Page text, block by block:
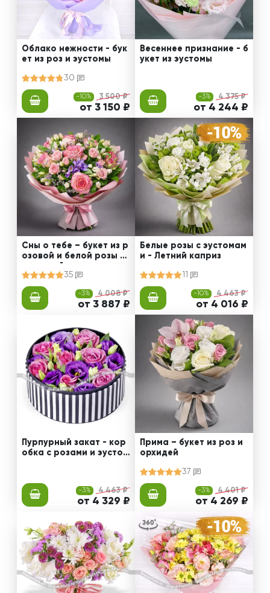
Облако нежности - бук
ет из роз и эустомы
30
-10% 3 500 ₽
от 3 150 ₽
Весеннее признание - б
укет из эустомы
-3% 4 375 ₽
от 4 244 ₽
Сны о тебе – букет из р
озовой и белой розы с
35
-3% 4 008 ₽
от 3 887 ₽
Белые розы с эустомам
и - Летний каприз
11
-10% 4 463 ₽
от 4 016 ₽
Пурпурный закат - кор
обка с розами и эустом
-3% 4 463 ₽
от 4 329 ₽
Прима – букет из роз и
орхидей
37
-3% 4 401 ₽
от 4 269 ₽